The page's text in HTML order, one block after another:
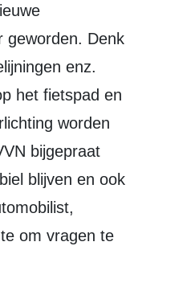
geworden. Denk
enz.
het fietspad en
worden
bijgepraat
blijven en ook
om vragen te